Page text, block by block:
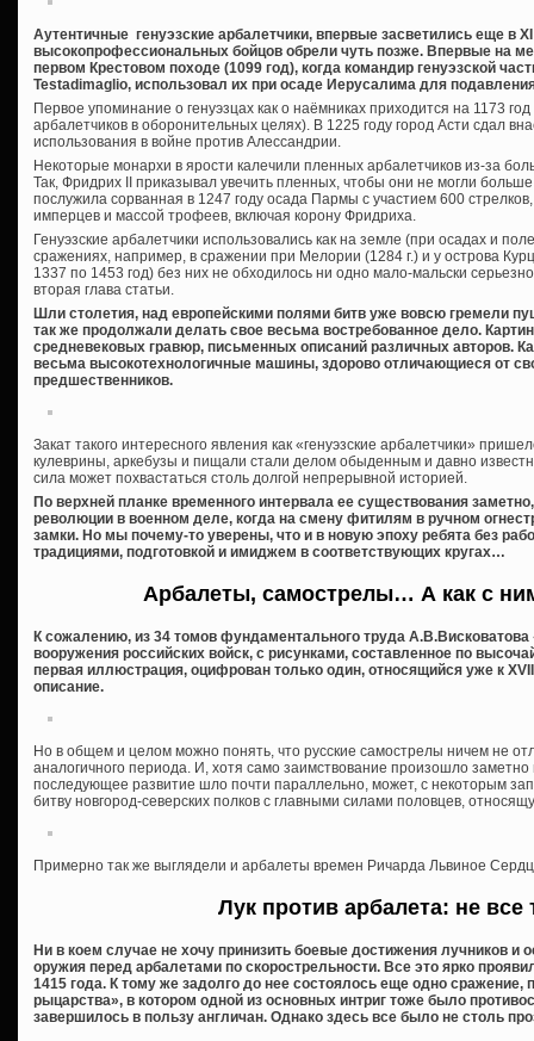
Аутентичные генуэзские арбалетчики, впервые засветились еще в
высокопрофессиональных бойцов обрели чуть позже. Впервые на
первом Крестовом походе (1099 год), когда командир генуэзской
Testadimaglio, использовал их при осаде Иерусалима для
Первое упоминание о генуэзцах как о наёмниках приходится на 1173
арбалетчиков в оборонительных целях). В 1225 году город Асти сдал
использования в войне против Алессандрии.
Некоторые монархи в ярости калечили пленных арбалетчиков из-за
Так, Фридрих II приказывал увечить пленных, чтобы они не могли
послужила сорванная в 1247 году осада Пармы с участием 600
имперцев и массой трофеев, включая корону Фридриха.
Генуэзские арбалетчики использовались как на земле (при осадах и
сражениях, например, в сражении при Мелории (1284 г.) и у острова
1337 по 1453 год) без них не обходилось ни одно мало-мальски
вторая глава статьи.
Шли столетия, над европейскими полями битв уже вовсю гремели
так же продолжали делать свое весьма востребованное дело.
средневековых гравюр, письменных описаний различных авторов.
весьма высокотехнологичные машины, здорово отличающиеся от
предшественников.
Закат такого интересного явления как «генуэзские арбалетчики»
кулеврины, аркебузы и пищали стали делом обыденным и давно
сила может похвастаться столь долгой непрерывной историей.
По верхней планке временного интервала ее существования
революции в военном деле, когда на смену фитилям в ручном
замки. Но мы почему-то уверены, что и в новую эпоху ребята без
традициями, подготовкой и имиджем в соответствующих кругах…
Арбалеты, самострелы… А как с
К сожалению, из 34 томов фундаментального труда
вооружения российских войск, с рисунками, составленное по
первая иллюстрация, оцифрован только один, относящийся уже к
описание.
Но в общем и целом можно понять, что русские самострелы ничем не
аналогичного периода. И, хотя само заимствование произошло
последующее развитие шло почти параллельно, может, с некоторым
битву новгород-северских полков с главными силами половцев,
Примерно так же выглядели и арбалеты времен Ричарда Львиное
Лук против арбалета: не все
Ни в коем случае не хочу принизить боевые достижения лучников и
оружия перед арбалетами по скорострельности. Все это ярко
1415 года. К тому же задолго до нее состоялось еще одно
рыцарства», в котором одной из основных интриг тоже было
завершилось в пользу англичан. Однако здесь все было не столь